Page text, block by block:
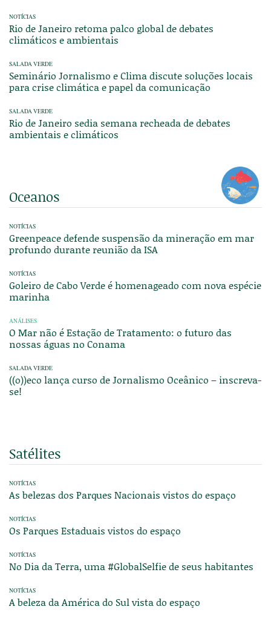
NOTÍCIAS
Rio de Janeiro retoma palco global de debates
climáticos e ambientais
SALADA VERDE
Seminário Jornalismo e Clima discute soluções locais
para crise climática e papel da comunicação
SALADA VERDE
Rio de Janeiro sedia semana recheada de debates
ambientais e climáticos
Oceanos
NOTÍCIAS
Greenpeace defende suspensão da mineração em mar
profundo durante reunião da ISA
NOTÍCIAS
Goleiro de Cabo Verde é homenageado com nova espécie
marinha
ANÁLISES
O Mar não é Estação de Tratamento: o futuro das
nossas águas no Conama
SALADA VERDE
((o))eco lança curso de Jornalismo Oceânico – inscreva-
se!
Satélites
NOTÍCIAS
As belezas dos Parques Nacionais vistos do espaço
NOTÍCIAS
Os Parques Estaduais vistos do espaço
NOTÍCIAS
No Dia da Terra, uma #GlobalSelfie de seus habitantes
NOTÍCIAS
A beleza da América do Sul vista do espaço